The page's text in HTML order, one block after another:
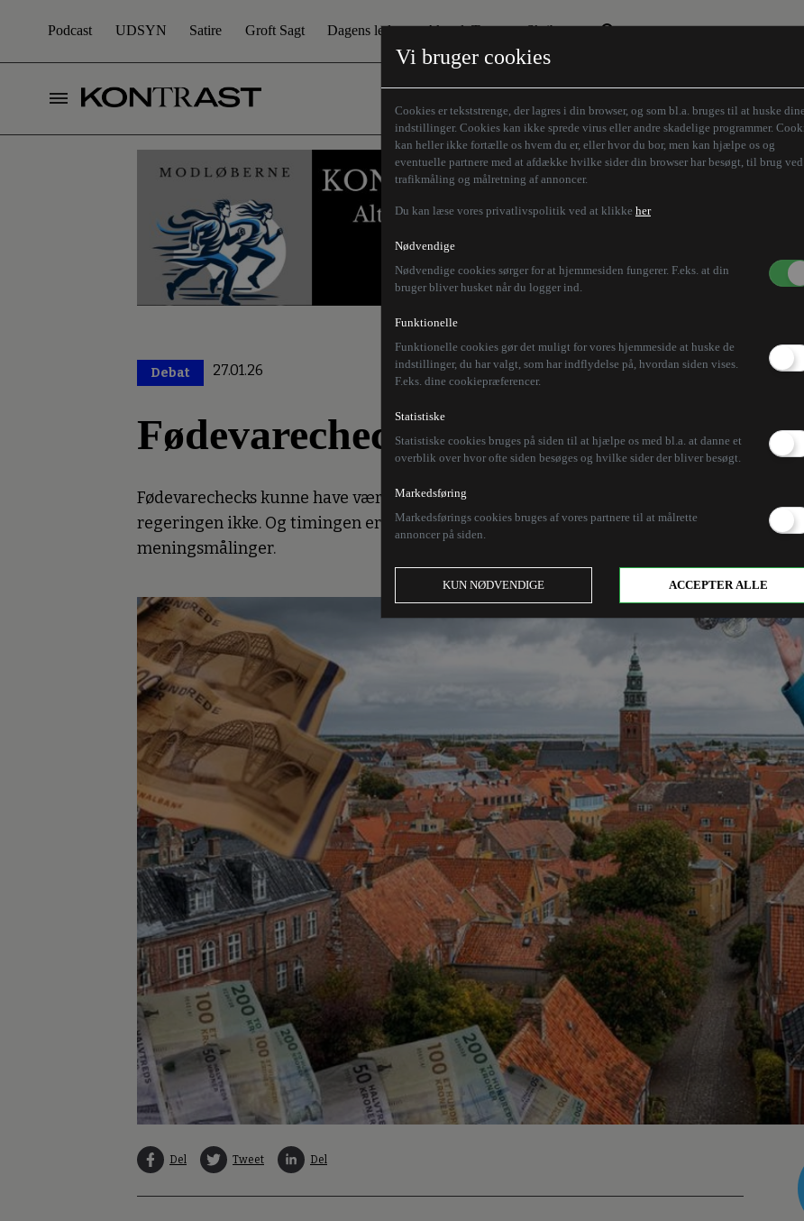
Vi bruger cookies
Cookies er tekststrenge, der lagres i din browser, og som bl.a. bruges til at huske dine
indstillinger. Cookies kan ikke sprede virus eller andre skadelige programmer.
kan heller ikke fortælle os hvem du er, eller hvor du bor, men kan hjælpe os og
eventuelle partnere med at afdække hvilke sider din browser har besøgt, til brug ved
trafikmåling og målretning af annoncer.
Du kan læse vores privatlivspolitik ved at klikke her
Nødvendige
Nødvendige cookies sørger for at hjemmesiden fungerer. F.eks. at din
bruger bliver husket når du logger ind.
Funktionelle
Funktionelle cookies gør det muligt for vores hjemmeside at huske de
indstillinger, du har valgt, som har indflydelse på, hvordan siden vises.
F.eks. dine cookiepræferencer.
Statistiske
Statistiske cookies bruges på siden til at hjælpe os med bl.a. at danne et
overblik over hvor ofte siden besøges og hvilke sider der bliver besøgt.
Markedsføring
Markedsførings cookies bruges af vores partnere til at målrette
annoncer på siden.
KUN NØDVENDIGE ACCEPTER ALLE
Podcast UDSYN Satire Groft Sagt Dagens leder Aktuelt Tema
Den borgelige brille
Humaniora forfra
Store Danskere
Skribenter
Z-aksen
Debat 27.01.26
Fødevarechecks er
Fødevarechecks kunne have været en god idé, hvis regeringen havde forståelse for
regeringen ikke. Og timingen er sigende. Statsministerens nytårsforslag lugter langt
meningsmålinger.
Del Tweet Del